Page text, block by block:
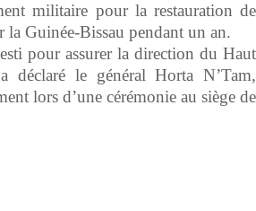
militaire pour la restauration de
Guinée-Bissau pendant un an.
pour assurer la direction du Haut
déclaré le général Horta N’Tam,
lors d’une cérémonie au siège de